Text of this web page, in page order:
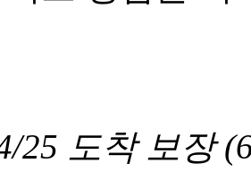
25 도착 보장(